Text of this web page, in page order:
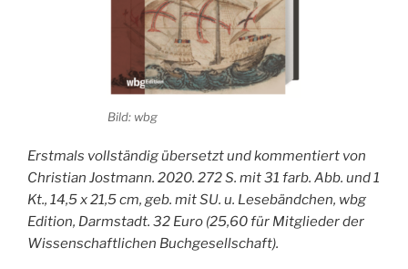
Bild: wbg
Erstmals vollständig übersetzt und kommentiert von
Christian Jostmann. 2020. 272 S. mit 31 farb. Abb. und 1
Kt., 14,5 x 21,5 cm, geb. mit SU. u. Lesebändchen, wbg
Edition, Darmstadt. 32 Euro (25,60 für Mitglieder der
Wissenschaftlichen Buchgesellschaft).